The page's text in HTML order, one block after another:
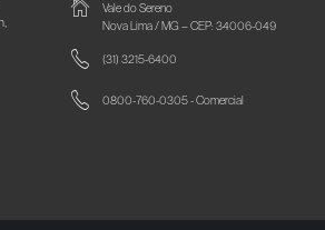
Vale do Sereno
Nova Lima / MG – CEP: 34006-049
(31) 3215-6400
0800-760-0305 - Comercial